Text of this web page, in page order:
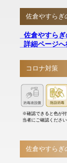
佐倉やすらぎ
佐倉やすら
詳細ページへ
コロナ対策
※確認できると色が
当者にご確認ください
佐倉やすらぎ